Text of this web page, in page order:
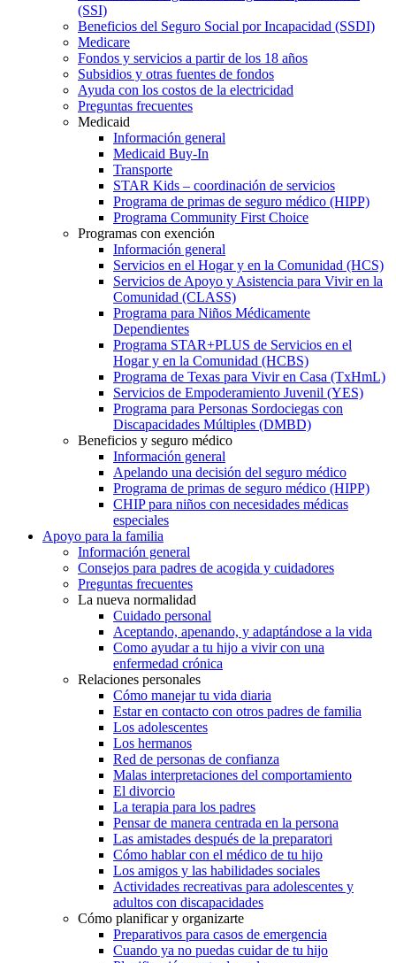
(SSI)
Beneficios del Seguro Social por Incapacidad (SSDI)
Medicare
Fondos y servicios a partir de los 18 años
Subsidios y otras fuentes de fondos
Ayuda con los costos de la electricidad
Preguntas frecuentes
Medicaid
Información general
Medicaid Buy-In
Transporte
STAR Kids – coordinación de servicios
Programa de primas de seguro médico (HIPP)
Programa Community First Choice
Programas con exención
Información general
Servicios en el Hogar y en la Comunidad (HCS)
Servicios de Apoyo y Asistencia para Vivir en la
Comunidad (CLASS)
Programa para Niños Médicamente
Dependientes
Programa STAR+PLUS de Servicios en el
Hogar y en la Comunidad (HCBS)
Programa de Texas para Vivir en Casa (TxHmL)
Servicios de Empoderamiento Juvenil (YES)
Programa para Personas Sordociegas con
Discapacidades Múltiples (DMBD)
Beneficios y seguro médico
Información general
Apelando una decisión del seguro médico
Programa de primas de seguro médico (HIPP)
CHIP para niños con necesidades médicas
especiales
Apoyo para la familia
Información general
Consejos para padres de acogida y cuidadores
Preguntas frecuentes
La nueva normalidad
Cuidado personal
Aceptando, apenando, y adaptándose a la vida
Como ayudar a tu hijo a vivir con una
enfermedad crónica
Relaciones personales
Cómo manejar tu vida diaria
Estar en contacto con otros padres de familia
Los adolescentes
Los hermanos
Red de personas de confianza
Malas interpretaciones del comportamiento
El divorcio
La terapia para los padres
Pensar de manera centrada en la persona
Las amistades después de la preparatori
Cómo hablar con el médico de tu hijo
Los amigos y las habilidades sociales
Actividades recreativas para adolescentes y
adultos con discapacidades
Cómo planificar y organizarte
Preparativos para casos de emergencia
Cuando ya no puedas cuidar de tu hijo